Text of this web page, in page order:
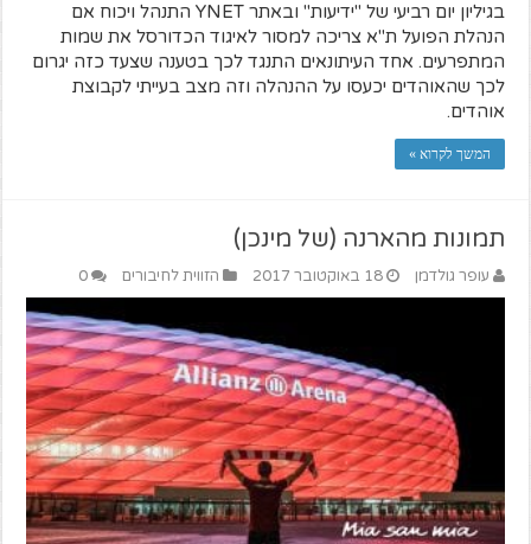
בגיליון יום רביעי של "ידיעות" ובאתר YNET התנהל ויכוח אם
הנהלת הפועל ת"א צריכה למסור לאיגוד הכדורסל את שמות
המתפרעים. אחד העיתונאים התנגד לכך בטענה שצעד כזה יגרום
לכך שהאוהדים יכעסו על ההנהלה וזה מצב בעייתי לקבוצת
אוהדים.
המשך לקרוא »
תמונות מהארנה (של מינכן)
עופר גולדמן 18 באוקטובר 2017 הזווית לחיבורים 0